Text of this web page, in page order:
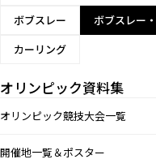
ボブスレー
ボブスレー
カーリング
オリンピック資料集
オリンピック競技大会一覧
開催地一覧＆ポスター